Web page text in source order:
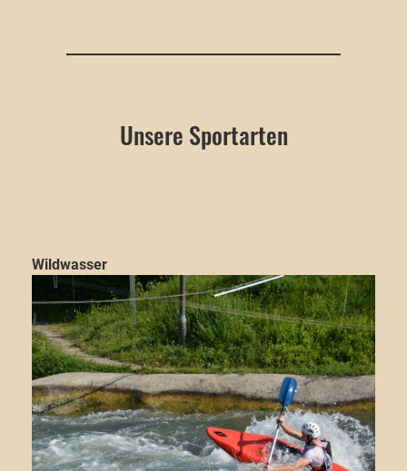
Unsere Sportarten
Wildwasser